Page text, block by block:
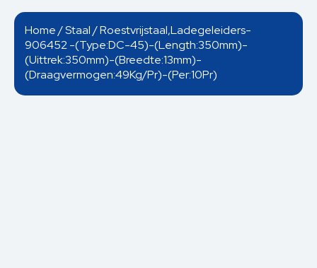
Home/Staal/ Roestvrijstaal,Ladegeleiders-
906452 -(Type:DC-45)-(Length:350mm)-
(Uittrek:350mm)-(Breedte:13mm)-
(Draagvermogen:49Kg/Pr)-(Per:10Pr)